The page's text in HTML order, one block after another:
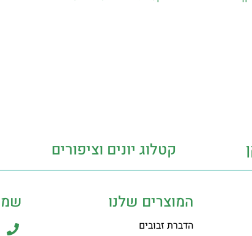
קטלוג יונים וציפורים
המוצרים שלנו
הדברת זבובים